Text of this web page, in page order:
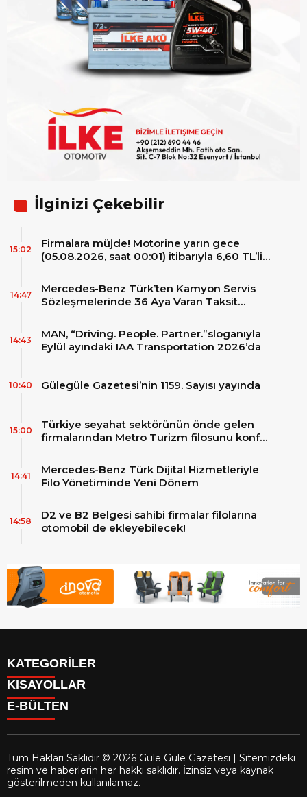
İlginizi Çekebilir
Firmalara müjde! Motorine yarın gece
(05.08.2026, saat 00:01) itibarıyla 6,60 TL’lik
15:02
Mercedes-Benz Türk’ten Kamyon Servis
Sözleşmelerinde 36 Aya Varan Taksit
14:47
MAN, “Driving. People. Partner.”sloganıyla
Eylül ayındaki IAA Transportation 2026’da
14:43
Gülegüle Gazetesi’nin 1159. Sayısı yayında
10:40
Türkiye seyahat sektörünün önde gelen
firmalarından Metro Turizm filosunu konfor
MAN Skyliner ile güçlendirdi!
15:00
Mercedes-Benz Türk Dijital Hizmetleriyle
Filo Yönetiminde Yeni Dönem
14:41
D2 ve B2 Belgesi sahibi firmalar filolarına
otomobil de ekleyebilecek!
14:58
KATEGORİLER
Reklam
Firma Rehberi
İletişim
Künye
Gizlilik Politikası
KISAYOLLAR
Facebook
Instagram
E-BÜLTEN
gulegule.com.tr e-bültenine abone olarak, tarafınıza haber,
duyuru ve kampanya içerikli e-postaların gönderilmesini kabul
Tüm Hakları Saklıdır © 2026 Güle Güle Gazetesi | Sitemizdeki
resim ve haberlerin her hakkı saklıdır. İzinsiz veya kaynak
gösterilmeden kullanılamaz.